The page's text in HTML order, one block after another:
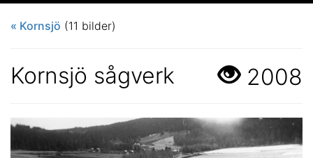
« Kornsjö (11 bilder)
2008
Kornsjö sågverk